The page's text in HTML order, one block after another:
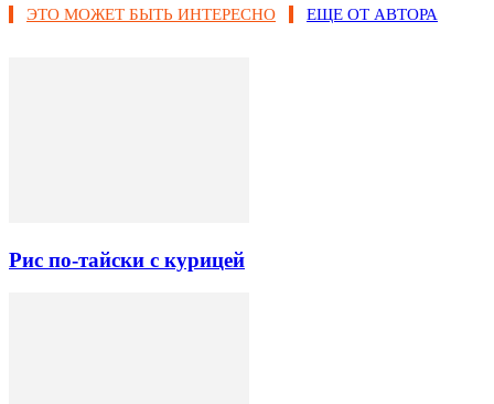
ЭТО МОЖЕТ БЫТЬ ИНТЕРЕСНО ЕЩЕ ОТ АВТОРА
Рис по-тайски с курицей